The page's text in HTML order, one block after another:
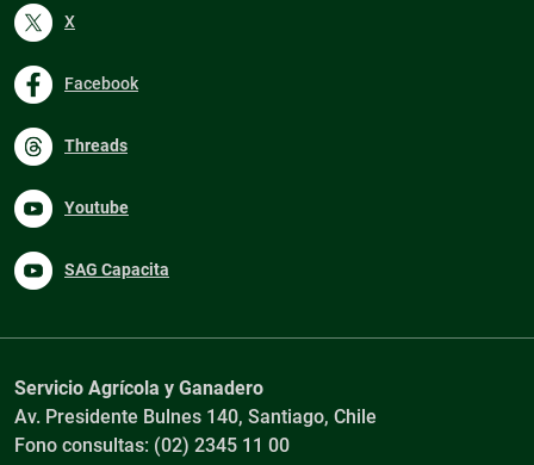
X
Facebook
Threads
Youtube
SAG Capacita
Servicio Agrícola y Ganadero
Av. Presidente Bulnes 140, Santiago, Chile
Fono consultas: (02) 2345 11 00